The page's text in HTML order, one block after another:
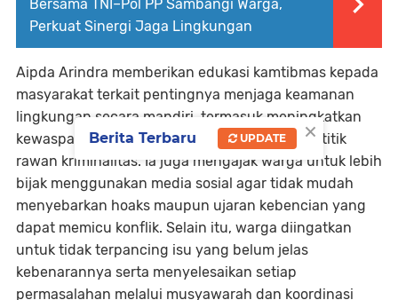
Bersama TNI–Pol PP Sambangi Warga,
Perkuat Sinergi Jaga Lingkungan
Aipda Arindra memberikan edukasi kamtibmas kepada
masyarakat terkait pentingnya menjaga keamanan
lingkungan secara mandiri, termasuk meningkatkan
kewaspadaan dengan memasang CCTV pada titik
rawan kriminalitas. Ia juga mengajak warga untuk lebih
bijak menggunakan media sosial agar tidak mudah
menyebarkan hoaks maupun ujaran kebencian yang
dapat memicu konflik. Selain itu, warga diingatkan
untuk tidak terpancing isu yang belum jelas
kebenarannya serta menyelesaikan setiap
permasalahan melalui musyawarah dan koordinasi
×
Berita Terbaru UPDATE